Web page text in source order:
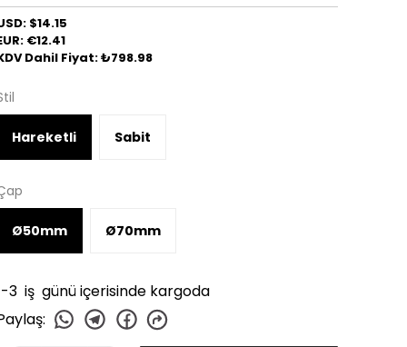
$14.15
€12.41
Dahil Fiyat: ₺798.98
Hareketli Sabit
Ø50mm Ø70mm
3 iş günü içerisinde kargoda
: